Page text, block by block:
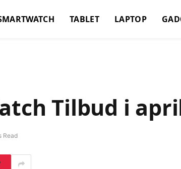
TABLET LAPTOP
Tilbud i
Read